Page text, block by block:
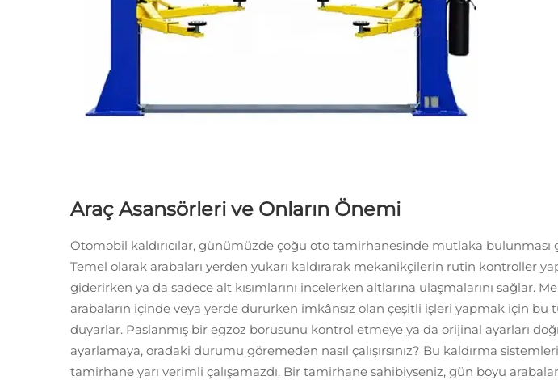
Araç Asansörleri ve Onların Önemi
Otomobil kaldırıcılar, günümüzde çoğu oto tamirhanesinde mutlaka bulunması
Temel olarak arabaları yerden yukarı kaldırarak mekanikçilerin rutin kontroller
giderirken ya da sadece alt kısımlarını incelerken altlarına ulaşmalarını sağlar.
arabaların içinde veya yerde dururken imkânsız olan çeşitli işleri yapmak için bu
duyarlar. Paslanmış bir egzoz borusunu kontrol etmeye ya da orijinal ayarları
ayarlamaya, oradaki durumu göremeden nasıl çalışırsınız? Bu kaldırma
tamirhane yarı verimli çalışamazdı. Bir tamirhane sahibiyseniz, gün boyu